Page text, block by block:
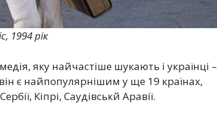
1994 рік
яку найчастіше шукають і українці –
є найпопулярнішим у ще 19 країнах,
Кіпрі, Саудівськй Аравії.